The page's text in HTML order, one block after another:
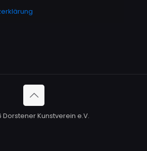
Dorstener Kunstverein e.V.